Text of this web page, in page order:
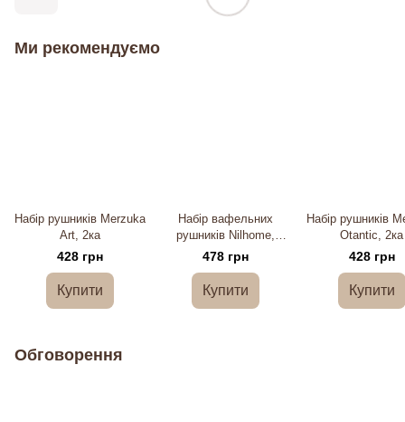
Ми рекомендуємо
Набір рушників Merzuka
Art, 2ка
428 грн
Купити
Набір вафельних
рушників Nilhome,
Туреччина, 2ка
478 грн
Купити
Набір рушників
Otantic, 2ка
428 грн
Купити
Обговорення